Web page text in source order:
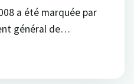
a été marquée par
général de…